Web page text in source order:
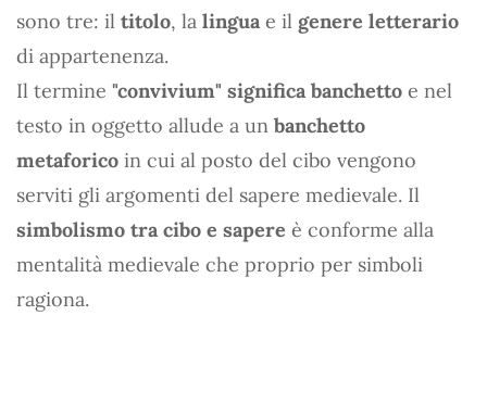
sono tre: il titolo, la lingua e il genere letterario
di appartenenza.
Il termine "convivium" significa banchetto e nel
testo in oggetto allude a un banchetto
metaforico in cui al posto del cibo vengono
serviti gli argomenti del sapere medievale. Il
simbolismo tra cibo e sapere è conforme alla
mentalità medievale che proprio per simboli
ragiona.